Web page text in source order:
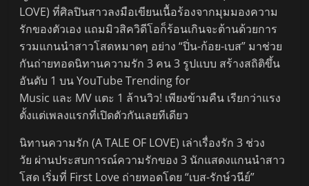
LOVE) ที่ศิลปินสาวลงมือเขียนเนื้อร้องจากมุมมองความ
รักของตัวเอง แถมมิวสิควิดีโอก็ร้อนเกินจะต้านด้วยการ
รวมแกนนำสาวโสดหมาดๆ อย่าง “ปิ่น-ก้อย-เบส” มาช่วย
กันถ่ายทอดนิทานความรัก 3 คน 3 รูปแบบ สร้างสถิติขึ้น
อันดับ 1 บน YouTube Trending for
Music และ MV แตะ 1 ล้านวิว! เพียงข้ามคืน เรียกว่าแรง
ตั้งแต่เพลงแรกที่เปิดตัวกันเลยทีเดียว
นิทานความรัก (A TALE OF LOVE) เล่าเรื่องรัก 3 ช่วง
วัย ผ่านประสบการณ์ความรักของ 3 นักแสดงแกนนำสาว
โสด เริ่มที่ First Love ถ่ายทอดโดย “เบส-รักษ์วนีย์”